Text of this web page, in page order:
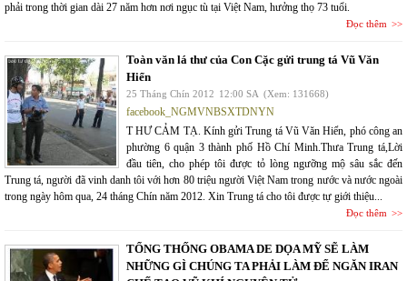
phải trong thời gian dài 27 năm hơn nơi ngục tù tại Việt Nam, hưởng thọ 73 tuổi.
Đọc thêm
Toàn văn lá thư của Con Cặc gửi trung tá Vũ Văn
Hiển
25 Tháng Chín 2012 12:00 SA (Xem: 131668)
facebook_NGMVNBSXTDNYN
T HƯ CẢM TẠ. Kính gửi Trung tá Vũ Văn Hiển, phó công an
phường 6 quận 3 thành phố Hồ Chí Minh.Thưa Trung tá,Lời
đầu tiên, cho phép tôi được tỏ lòng ngưỡng mộ sâu sắc đến
Trung tá, người đã vinh danh tôi với hơn 80 triệu người Việt Nam trong nước và nước ngoài
trong ngày hôm qua, 24 tháng Chín năm 2012. Xin Trung tá cho tôi được tự giới thiệu...
Đọc thêm
TỔNG THỐNG OBAMA DE DỌA MỸ SẼ LÀM
NHỮNG GÌ CHÚNG TA PHẢI LÀM ĐỂ NGĂN IRAN